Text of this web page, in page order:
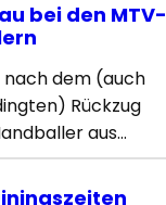
bei den MTV-
nach dem (auch
Rückzug
aus…